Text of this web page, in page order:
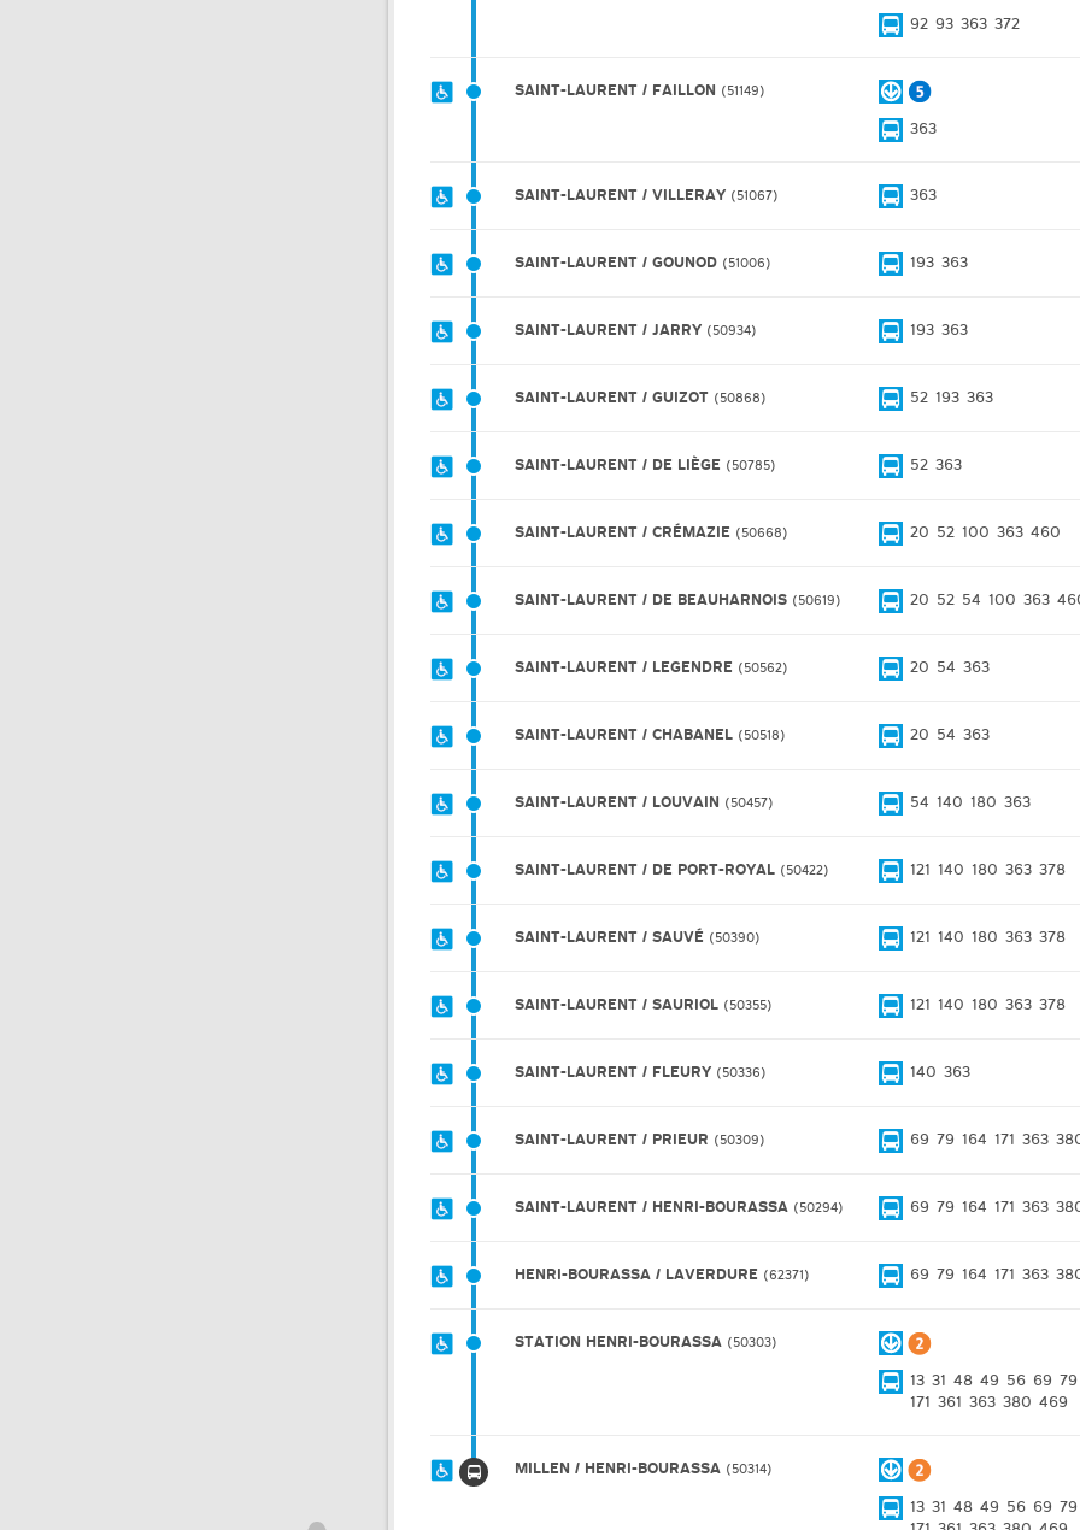
92 93 363 372
SAINT-LAURENT / FAILLON 51149
363
SAINT-LAURENT / VILLERAY 51067 363
SAINT-LAURENT / GOUNOD 51006 193 363
SAINT-LAURENT / JARRY 50934 193 363
SAINT-LAURENT / GUIZOT 50868 52 193 363
SAINT-LAURENT / DE LIÈGE 50785 52 363
SAINT-LAURENT / CRÉMAZIE 50668 20 52 100 363 460
SAINT-LAURENT / DE BEAUHARNOIS 50619 20 52 54 100 363
SAINT-LAURENT / LEGENDRE 50562 20 54 363
SAINT-LAURENT / CHABANEL 50518 20 54 363
SAINT-LAURENT / LOUVAIN 50457 54 140 180 363
SAINT-LAURENT / DE PORT-ROYAL 50422 121 140 180 363 378
SAINT-LAURENT / SAUVÉ 50390 121 140 180 363 378
SAINT-LAURENT / SAURIOL 50355 121 140 180 363 378
SAINT-LAURENT / FLEURY 50336 140 363
SAINT-LAURENT / PRIEUR 50309 69 79 164 171 363
SAINT-LAURENT / HENRI-BOURASSA 50294 69 79 164 171 363
HENRI-BOURASSA / LAVERDURE 62371 69 79 164 171 363
STATION HENRI-BOURASSA 50303
13 31 48 49 56 69 79
171 361 363 380 469
MILLEN / HENRI-BOURASSA 50314
13 31 48 49 56 69 79